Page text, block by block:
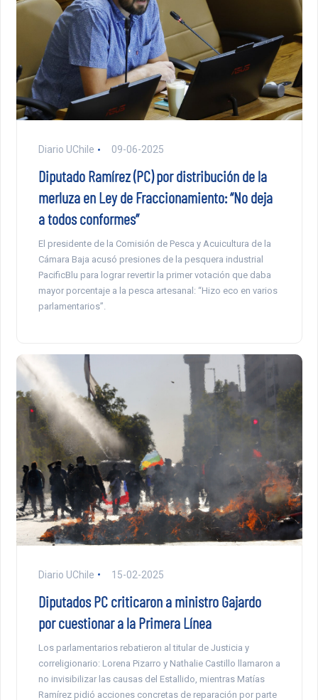
Diario UChile 09-06-2025
Diputado Ramírez (PC) por distribución de la
merluza en Ley de Fraccionamiento: “No deja
a todos conformes”
El presidente de la Comisión de Pesca y Acuicultura de la
Cámara Baja acusó presiones de la pesquera industrial
PacificBlu para lograr revertir la primer votación que daba
mayor porcentaje a la pesca artesanal: “Hizo eco en varios
parlamentarios”.
Diario UChile 15-02-2025
Diputados PC criticaron a ministro Gajardo
por cuestionar a la Primera Línea
Los parlamentarios rebatieron al titular de Justicia y
correligionario: Lorena Pizarro y Nathalie Castillo llamaron a
no invisibilizar las causas del Estallido, mientras Matías
Ramírez pidió acciones concretas de reparación por parte